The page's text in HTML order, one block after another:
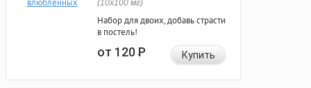
(10х100 мг)
Набор для двоих, добавь страсти
в постель!
от 120Р Купить